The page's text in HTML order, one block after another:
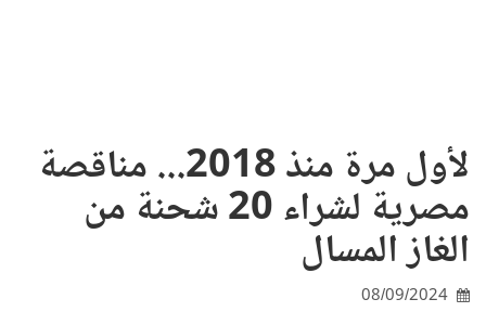
لأول مرة منذ 2018... مناقصة
مصرية لشراء 20 شحنة من
الغاز المسال
08/09/2024